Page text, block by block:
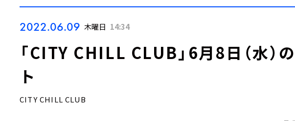
Podcast
2022.06.09 木曜日 14:34
「CITY CHILL CLUB」6月8日（水）
ト
CITY CHILL CLUB